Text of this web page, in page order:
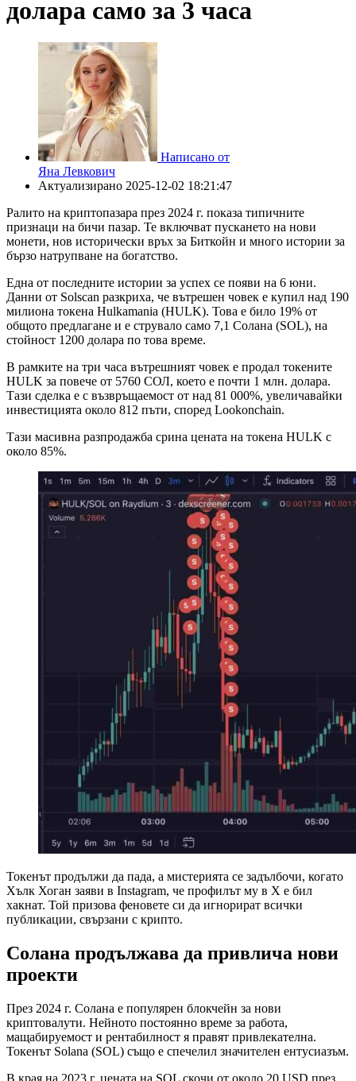
долара само за 3 часа
Написано от
Яна Левкович
Актуализирано 2025-12-02 18:21:47
Ралито на криптопазара през 2024 г. показа типичните
признаци на бичи пазар. Те включват пускането на нови
монети, нов исторически връх за Биткойн и много истории за
бързо натрупване на богатство.
Една от последните истории за успех се появи на 6 юни.
Данни от Solscan разкриха, че вътрешен човек е купил над 190
милиона токена Hulkamania (HULK). Това е било 19% от
общото предлагане и е струвало само 7,1 Солана (SOL), на
стойност 1200 долара по това време.
В рамките на три часа вътрешният човек е продал токените
HULK за повече от 5760 СОЛ, което е почти 1 млн. долара.
Тази сделка е с възвръщаемост от над 81 000%, увеличавайки
инвестицията около 812 пъти, според Lookonchain.
Тази масивна разпродажба срина цената на токена HULK с
около 85%.
Токенът продължи да пада, а мистерията се задълбочи, когато
Хълк Хоган заяви в Instagram, че профилът му в X е бил
хакнат. Той призова феновете си да игнорират всички
публикации, свързани с крипто.
Солана продължава да привлича нови
проекти
През 2024 г. Солана е популярен блокчейн за нови
криптовалути. Нейното постоянно време за работа,
мащабируемост и рентабилност я правят привлекателна.
Токенът Solana (SOL) също е спечелил значителен ентусиазъм.